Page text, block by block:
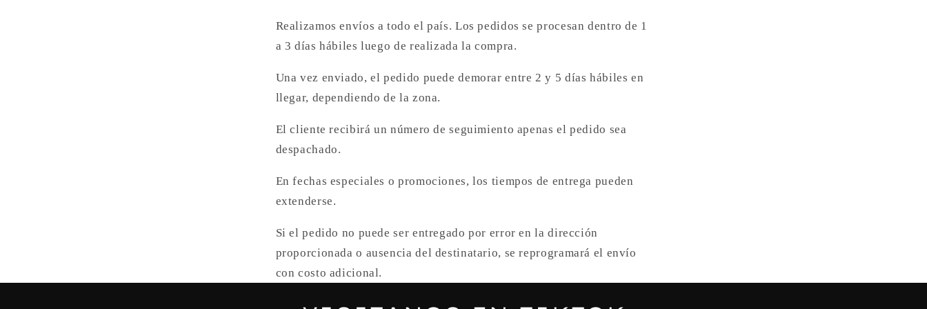
Realizamos envíos a todo el país. Los pedidos se procesan dentro de 1
a 3 días hábiles luego de realizada la compra.
Una vez enviado, el pedido puede demorar entre 2 y 5 días hábiles en
llegar, dependiendo de la zona.
El cliente recibirá un número de seguimiento apenas el pedido sea
despachado.
En fechas especiales o promociones, los tiempos de entrega pueden
extenderse.
Si el pedido no puede ser entregado por error en la dirección
proporcionada o ausencia del destinatario, se reprogramará el envío
con costo adicional.